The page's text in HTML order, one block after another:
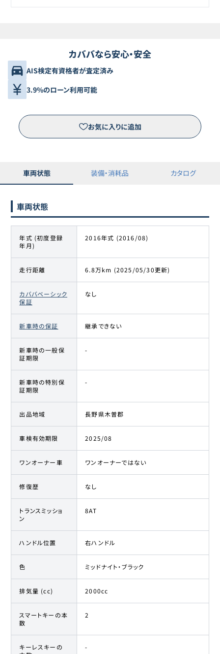
カババなら安心・安全
AIS検定有資格者が査定済み
3.9%のローン利用可能
お気に入りに追加
車両状態 装備・消耗品 カタログ
車両状態
年式 (初度登録
年月)
2016年式 (2016/08)
走行距離 6.8万km (2025/05/30更新)
カババベーシック
保証
なし
新車時の保証 継承できない
新車時の一般保
証期限
-
新車時の特別保
証期限
-
出品地域 長野県木曽郡
車検有効期限 2025/08
ワンオーナー車 ワンオーナーではない
修復歴 なし
トランスミッショ
ン
8AT
ハンドル位置 右ハンドル
色 ミッドナイト・ブラック
排気量 (cc) 2000cc
スマートキーの本
数
2
キーレスキーの
-